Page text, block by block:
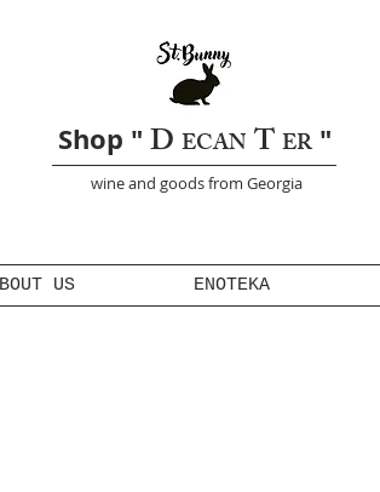
Shop " D ECAN T ER"
wine and goods from Georgia
US ENOTEKA